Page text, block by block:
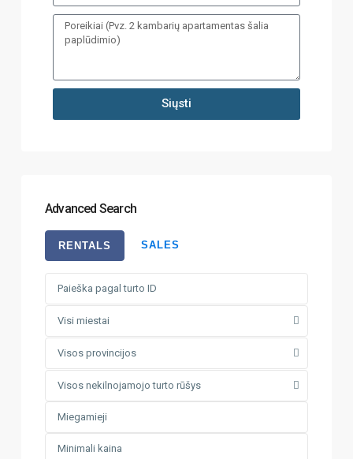
Siųsti
Advanced Search
RENTALS SALES
Visi miestai
Visos provincijos
Visos nekilnojamojo turto rūšys